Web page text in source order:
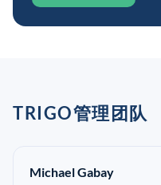
TRIGO管理团队
Michael Gabay